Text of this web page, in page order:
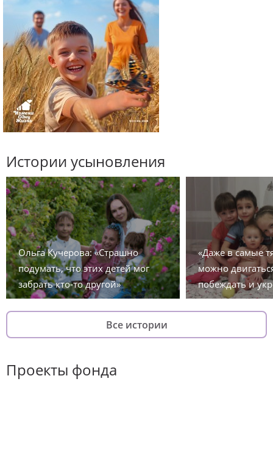
Истории усыновления
Ольга Кучерова: «Страшно
подумать, что этих детей мог
забрать кто-то другой»
«Даже в самые
можно
побеждать и
Все истории
Проекты фонда